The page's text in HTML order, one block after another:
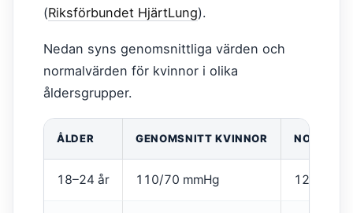
(Riksförbundet HjärtLung).
Nedan syns genomsnittliga värden och
normalvärden för kvinnor i olika
åldersgrupper.
ÅLDER GENOMSNITT KVINNOR
18–24 år 110/70 mmHg 120/80